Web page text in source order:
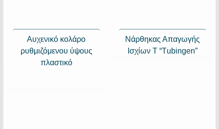
Αυχενικό κολάρο
ρυθμιζόμενου ύψους
πλαστικό
Νάρθηκας Απαγωγής
Ισχίων Τ “Τubingen”